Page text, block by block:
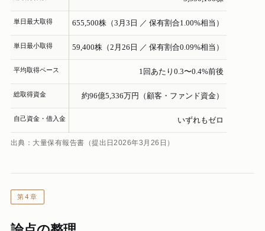
単日最大取得 655,500株（3月3日 ／ 保有割合1.00%相当）
単日最小取得 59,400株（2月26日 ／ 保有割合0.09%相当）
平均取得ペース 1回あたり0.3〜0.4%前後
総取得資金 約96億5,336万円（顧客・ファンド資金）
自己資金・借入金 いずれもゼロ
出典：大量保有報告書（提出日2026年3月26日）
第4章